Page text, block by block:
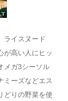
ライスヌード
が高い人にヒッ
メガ3シーソル
ミーズなどエス
どりの野菜を使